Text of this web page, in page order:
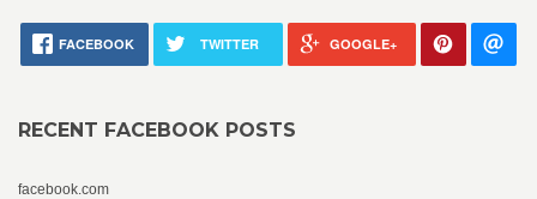
FACEBOOK TWITTER GOOGLE+
RECENT FACEBOOK POSTS
facebook.com